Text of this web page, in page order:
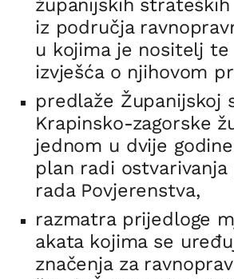
županijskih
iz područja
u kojima je nositelj te
izvješća o njihovom
predlaže Županijskoj
Krapinsko-zagorske
jednom u dvije
plan radi ostvarivanja
rada Povjerenstva,
razmatra prijedloge
akata kojima se
značenja za